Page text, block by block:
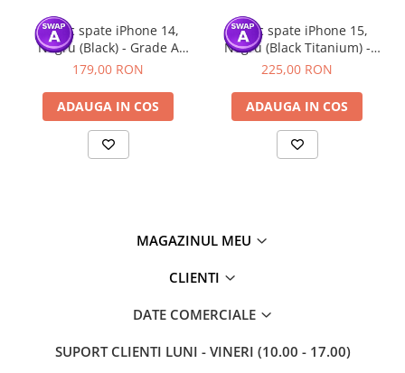
Capac spate iPhone 14,
Negru (Black) - Grade A
(Original SWAP) - include
179,00 RON
ADAUGA IN COS
Capac spate iPhone 15,
Negru (Black Titanium) -
Grade A (Original SWAP) -
wireless
225,00 RON
ADAUGA IN COS
MAGAZINUL MEU
CLIENTI
DATE COMERCIALE
SUPORT CLIENTI LUNI - VINERI (10.00 - 17.00)